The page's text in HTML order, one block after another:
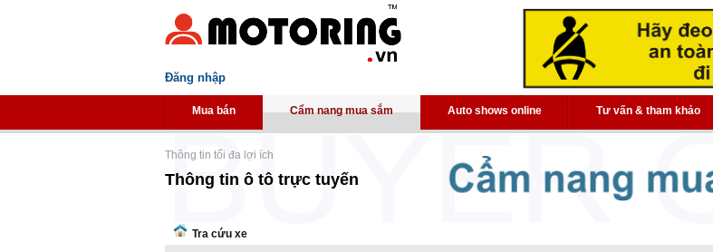
Đăng nhập
Mua bán Cẩm nang mua sắm Auto shows online Tư vấn & tham khảo
Thông tin tối đa lợi ích
Thông tin ô tô trực tuyến
Tra cứu xe